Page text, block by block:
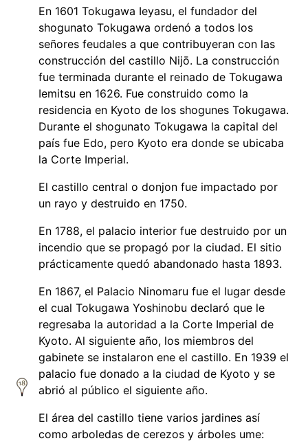
En 1601 Tokugawa Ieyasu, el fundador del
shogunato Tokugawa ordenó a todos los
señores feudales a que contribuyeran con las
construcción del castillo Nijō. La construcción
fue terminada durante el reinado de Tokugawa
Iemitsu en 1626. Fue construido como la
residencia en Kyoto de los shogunes Tokugawa.
Durante el shogunato Tokugawa la capital del
país fue Edo, pero Kyoto era donde se ubicaba
la Corte Imperial.
El castillo central o donjon fue impactado por
un rayo y destruido en 1750.
En 1788, el palacio interior fue destruido por un
incendio que se propagó por la ciudad. El sitio
prácticamente quedó abandonado hasta 1893.
En 1867, el Palacio Ninomaru fue el lugar desde
el cual Tokugawa Yoshinobu declaró que le
regresaba la autoridad a la Corte Imperial de
Kyoto. Al siguiente año, los miembros del
gabinete se instalaron ene el castillo. En 1939 el
palacio fue donado a la ciudad de Kyoto y se
abrió al público el siguiente año.
El área del castillo tiene varios jardines así
como arboledas de cerezos y árboles ume: